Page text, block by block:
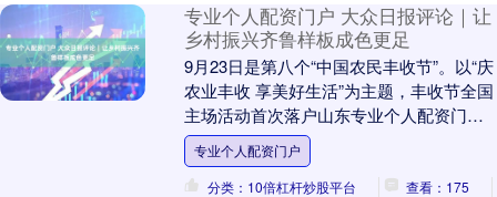
专业个人配资门户 大众日报评论｜让
乡村振兴齐鲁样板成色更足
9月23日是第八个“中国农民丰收节”。以“庆
农业丰收 享美好生活”为主题，丰收节全国
主场活动首次落户山东专业个人配资门
户，一系列丰富多彩的庆祝活动，全面展
示了山....
专业个人配资门户
分类：10倍杠杆炒股平台
查看：175